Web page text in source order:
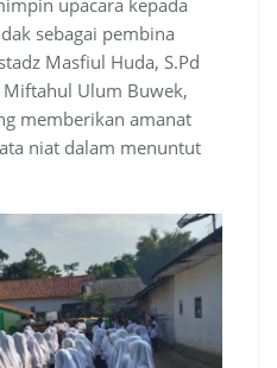
upacara kepada
sebagai pembina
Masfiul Huda, S.Pd
Miftahul Ulum Buwek,
memberikan amanat
niat dalam menuntut